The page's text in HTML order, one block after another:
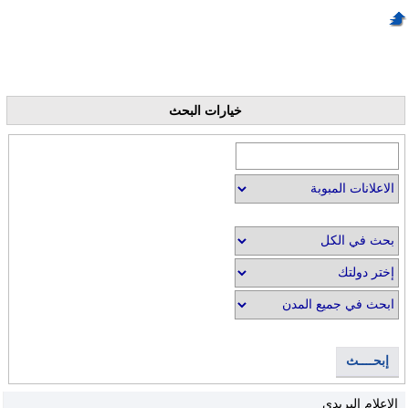
خيارات البحث
إبحــــث
الإعلام البريدي